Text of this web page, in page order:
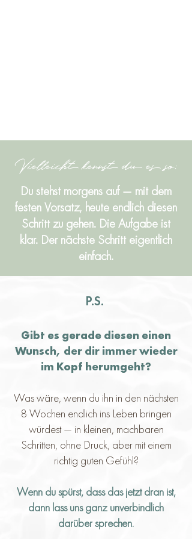
Vielleicht kennst du es so:
Du stehst morgens auf — mit dem
festen Vorsatz, heute endlich diesen
Schritt zu gehen. Die Aufgabe ist
klar. Der nächste Schritt eigentlich
einfach.
P.S.
Gibt es gerade diesen einen
Wunsch, der dir immer wieder
im Kopf herumgeht?
Was wäre, wenn du ihn in den nächsten
8 Wochen endlich ins Leben bringen
würdest — in kleinen, machbaren
Schritten, ohne Druck, aber mit einem
richtig guten Gefühl?
Wenn du spürst, dass das jetzt dran ist,
dann lass uns ganz unverbindlich
darüber sprechen.